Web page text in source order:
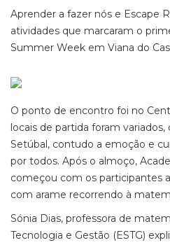
Aprender a fazer nós e Escape
atividades que marcaram o
Summer Week em Viana do
O ponto de encontro foi no
locais de partida foram
Setúbal, contudo a emoção e
por todos. Após o almoço,
começou com os participantes
com arame recorrendo à
Sónia Dias, professora de
Tecnologia e Gestão (ESTG)